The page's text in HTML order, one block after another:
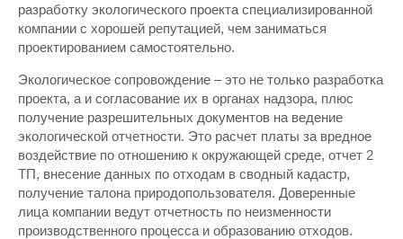
разработку экологического проекта специализированной
компании с хорошей репутацией, чем заниматься
проектированием самостоятельно.
Экологическое сопровождение – это не только разработка
проекта, а и согласование их в органах надзора, плюс
получение разрешительных документов на ведение
экологической отчетности. Это расчет платы за вредное
воздействие по отношению к окружающей среде, отчет 2
ТП, внесение данных по отходам в сводный кадастр,
получение талона природопользователя. Доверенные
лица компании ведут отчетность по неизменности
производственного процесса и образованию отходов.